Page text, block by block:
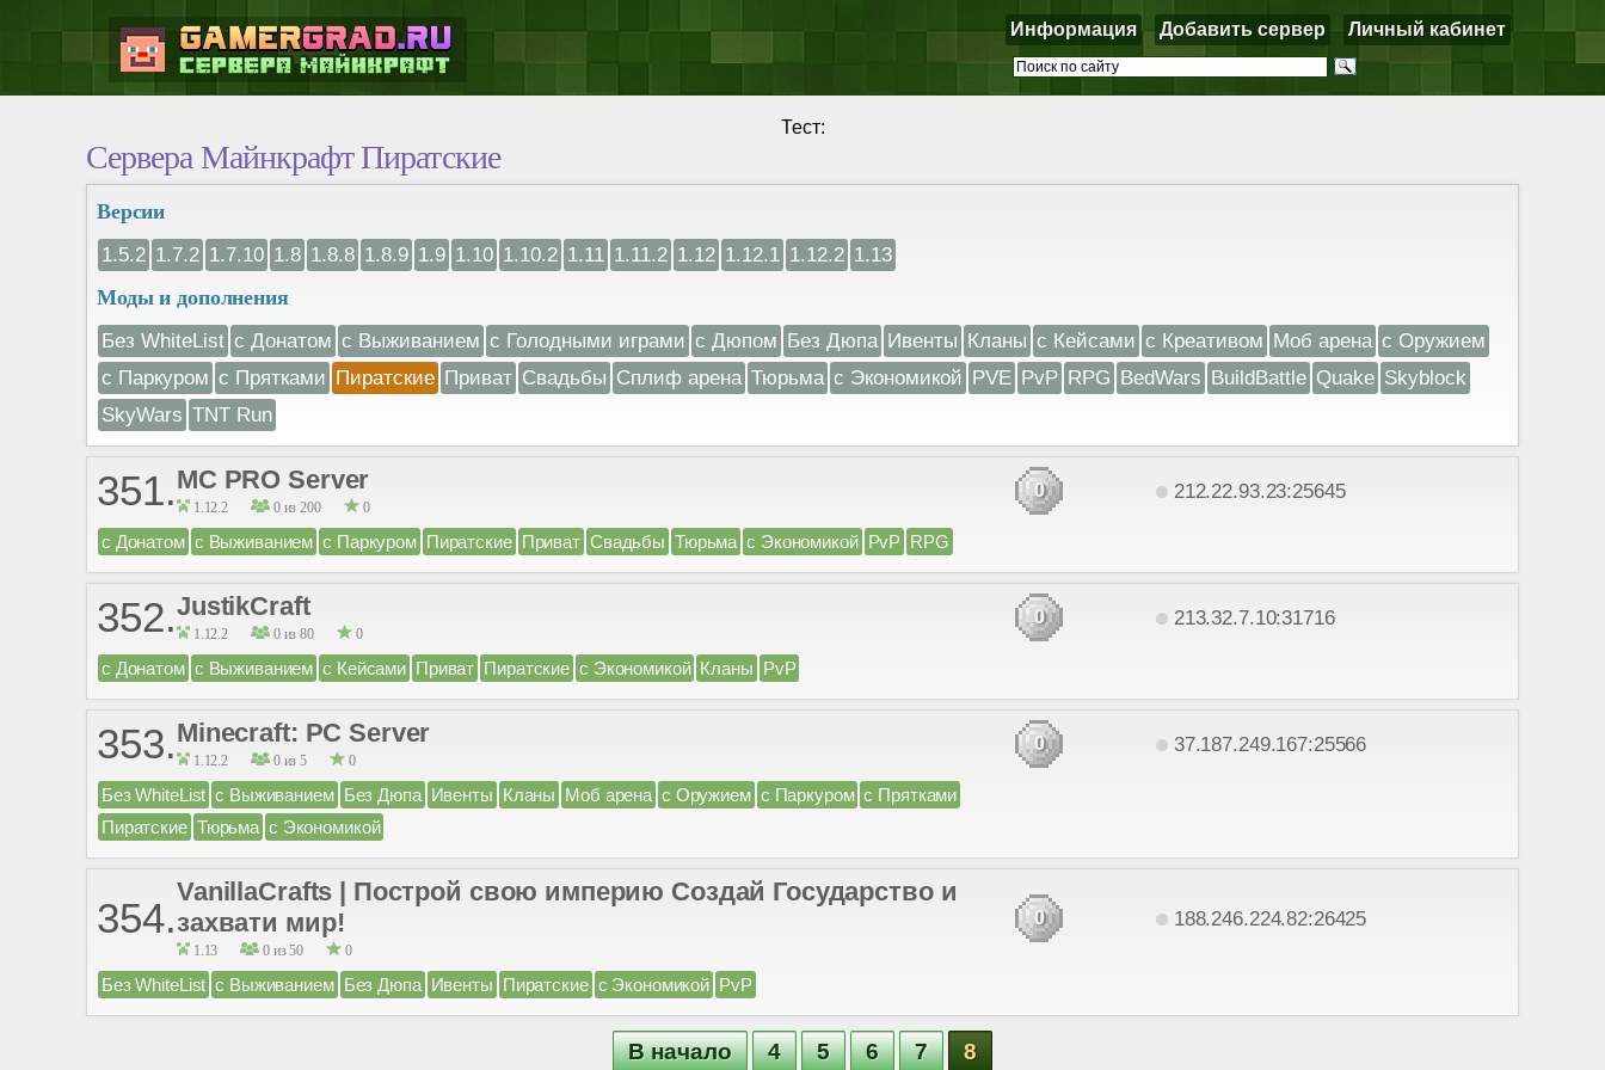
Информация Добавить сервер Личный кабинет
Тест:
Сервера Майнкрафт Пиратские
Версии
1.5.2 1.7.2 1.7.10 1.8 1.8.8 1.8.9 1.9 1.10 1.10.2 1.11 1.11.2 1.12 1.12.1 1.12.2 1.13
Моды и дополнения
Без WhiteList с Донатом с Выживанием с Голодными играми с Дюпом Без Дюпа Ивенты Кланы с Кейсами с Креативом Моб арена с Оружием
с Паркуром с Прятками Пиратские Приват Свадьбы Сплиф арена Тюрьма с Экономикой PVE PvP RPG BedWars BuildBattle Quake Skyblock
SkyWars TNT Run
351.MC PRO Server
1.12.2 0 из 200 0
0 212.22.93.23:25645
с Донатом с Выживанием с Паркуром Пиратские Приват Свадьбы Тюрьма с Экономикой PvP RPG
352.JustikCraft
1.12.2 0 из 80 0
0 213.32.7.10:31716
с Донатом с Выживанием с Кейсами Приват Пиратские с Экономикой Кланы PvP
353.Minecraft: PC Server
1.12.2 0 из 5 0
0 37.187.249.167:25566
Без WhiteList с Выживанием Без Дюпа Ивенты Кланы Моб арена с Оружием с Паркуром с Прятками
Пиратские Тюрьма с Экономикой
354.
VanillaCrafts | Построй свою империю Создай Государство и
захвати мир!
1.13 0 из 50 0
0 188.246.224.82:26425
Без WhiteList с Выживанием Без Дюпа Ивенты Пиратские с Экономикой PvP
В начало 4 5 6 7 8